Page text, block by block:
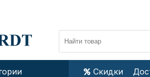
Скидки